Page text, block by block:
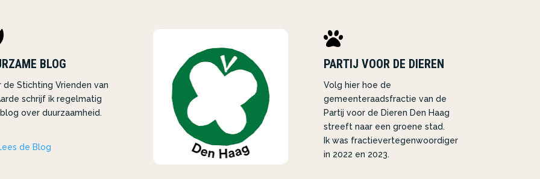
BLOG
de Stichting Vrienden van
schrijf ik regelmatig
over duurzaamheid.
de Blog

PARTIJ VOOR DE DIEREN
Volg hier hoe de
gemeenteraadsfractie van de
Partij voor de Dieren Den Haag
streeft naar een groene stad.
Ik was fractievertegenwoordiger
in 2022 en 2023.